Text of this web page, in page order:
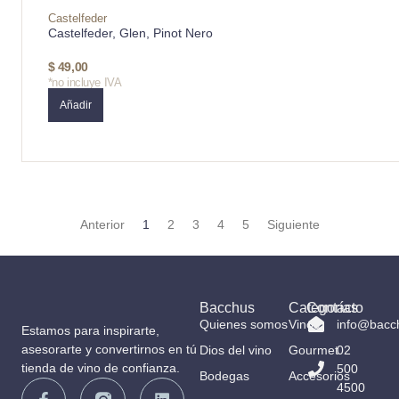
Castelfeder
Castelfeder, Glen, Pinot Nero
$49,00
*no incluye IVA
Añadir
Anterior 1 2 3 4 5 Siguiente
Estamos para inspirarte,
asesorarte y convertirnos en tú
tienda de vino de confianza.
Bacchus
Quienes somos
Dios del vino
Bodegas
Categorías
Vinos
Gourmet
Accesorios
Contacto
02
500
4500